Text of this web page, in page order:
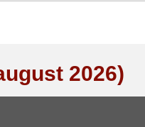
2026)